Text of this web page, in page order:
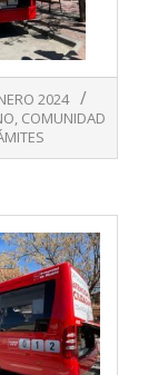
2024
, COMUNIDAD